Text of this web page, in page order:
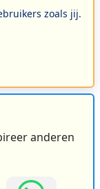
zoals jij.
anderen